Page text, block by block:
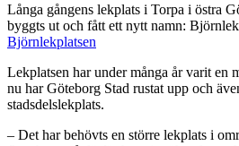
Långa gångens lekplats i Torpa i östra
byggts ut och fått ett nytt namn:
Björnlekplatsen
Lekplatsen har under många år varit en
nu har Göteborg Stad rustat upp och
stadsdelslekplats.
– Det har behövts en större lekplats i